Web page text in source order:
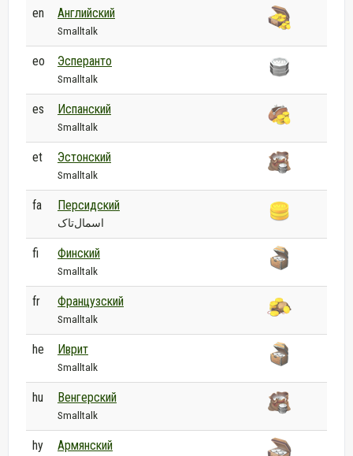
en Английский
Smalltalk
eo Эсперанто
Smalltalk
es Испанский
Smalltalk
et Эстонский
Smalltalk
fa Персидский
اسمال‌تاک
fi Финский
Smalltalk
fr Французский
Smalltalk
he Иврит
Smalltalk
hu Венгерский
Smalltalk
hy Армянский